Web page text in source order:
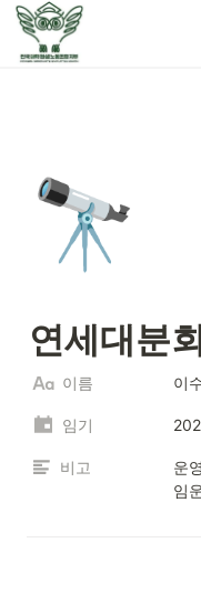
🔭
연세대분
이름 이
임기
비고
운
임